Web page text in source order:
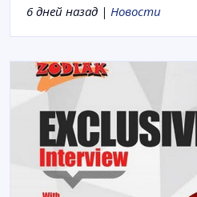
6 дней назад | Новости